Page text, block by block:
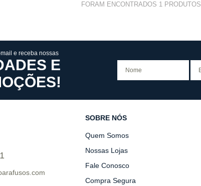
FORAM ENCONTRADOS 1PRODUTOS
e receba nossas
E
SOBRE NÓS
Quem Somos
Nossas Lojas
Fale Conosco
Compra Segura